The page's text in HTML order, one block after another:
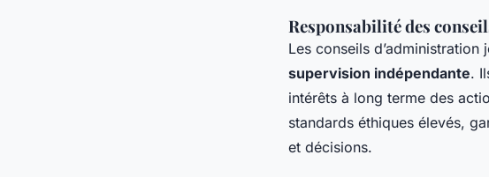
Responsabilité des
Les conseils
supervision indépendante.
intérêts à long terme des
standards éthiques élevés,
et décisions.